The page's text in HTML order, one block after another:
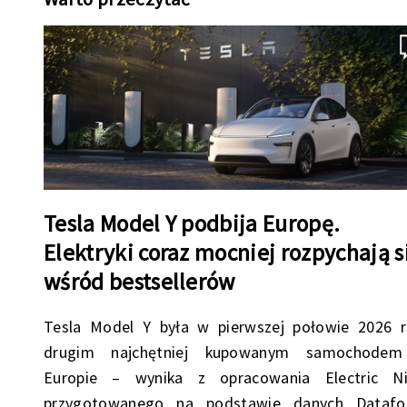
Tesla Model Y podbija Europę.
Elektryki coraz mocniej rozpychają
wśród bestsellerów
Tesla Model Y była w pierwszej połowie 2026
drugim najchętniej kupowanym
Europie – wynika z opracowania Electric